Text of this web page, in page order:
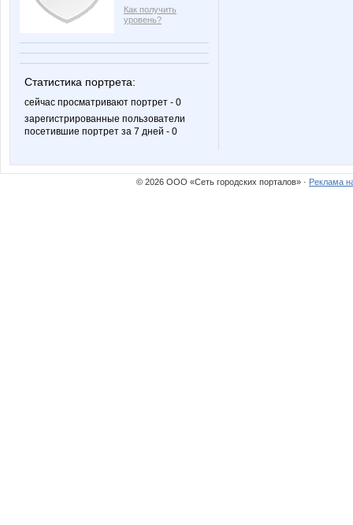
Как получить
уровень?
Статистика портрета:
сейчас просматривают портрет - 0
зарегистрированные пользователи
посетившие портрет за 7 дней - 0
© 2026 ООО «Сеть городских порталов» · Реклама